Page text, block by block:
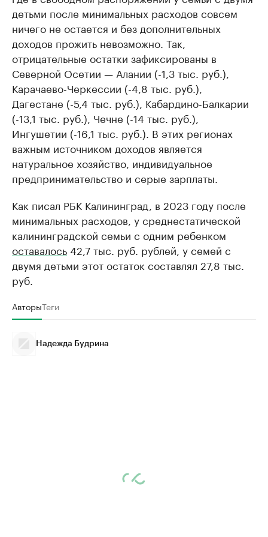
детьми после минимальных расходов совсем
ничего не остается и без дополнительных
доходов прожить невозможно. Так,
отрицательные остатки зафиксированы в
Северной Осетии — Алании (-1,3 тыс. руб.),
Карачаево-Черкессии (-4,8 тыс. руб.),
Дагестане (-5,4 тыс. руб.), Кабардино-Балкарии
(-13,1 тыс. руб.), Чечне (-14 тыс. руб.),
Ингушетии (-16,1 тыс. руб.). В этих регионах
важным источником доходов является
натуральное хозяйство, индивидуальное
предпринимательство и серые зарплаты.
Как писал РБК Калининград, в 2023 году после
минимальных расходов, у среднестатической
калининградской семьи с одним ребенком
оставалось42,7 тыс. руб. рублей, у семей с
двумя детьми этот остаток составлял 27,8 тыс.
руб.
АвторыТеги
Надежда Будрина